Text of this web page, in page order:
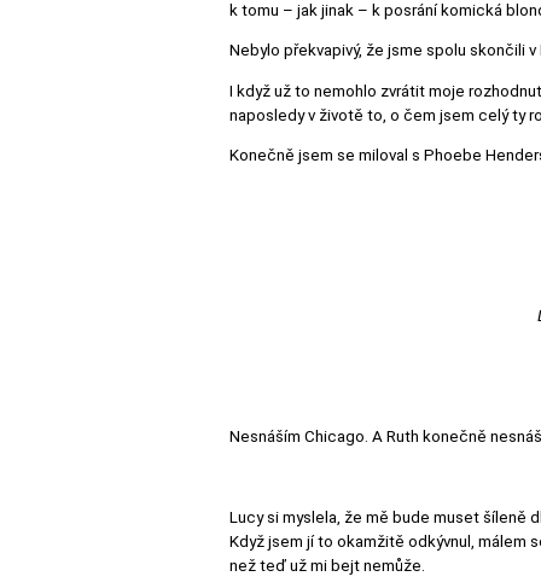
k tomu – jak jinak – k posrání komická
Nebylo překvapivý, že jsme spolu skončili
I když už to nemohlo zvrátit moje
naposledy v životě to, o čem jsem celý ty
Konečně jsem se miloval s Phoebe
Nesnáším Chicago. A Ruth konečně
Lucy si myslela, že mě bude muset šíleně
Když jsem jí to okamžitě odkývnul, málem
než teď už mi bejt nemůže.